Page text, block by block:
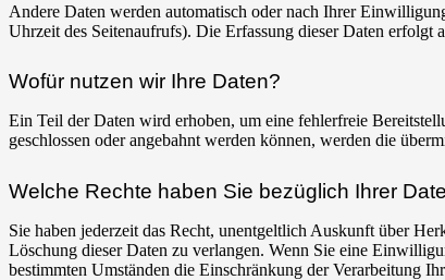
Andere Daten werden automatisch oder nach Ihrer
Uhrzeit des Seitenaufrufs). Die Erfassung dieser Daten erfolgt
Wofür nutzen wir Ihre Daten?
Ein Teil der Daten wird erhoben, um eine fehlerfreie
geschlossen oder angebahnt werden können, werden die
Welche Rechte haben Sie bezüglich Ihrer
Sie haben jederzeit das Recht, unentgeltlich Auskunft über
Löschung dieser Daten zu verlangen. Wenn Sie eine
bestimmten Umständen die Einschränkung der Verarbeitung